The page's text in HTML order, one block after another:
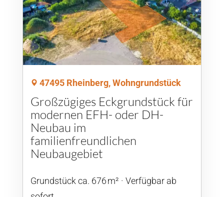
47495 Rheinberg, Wohngrundstück
Großzügiges Eckgrundstück für
modernen EFH- oder DH-
Neubau im
familienfreundlichen
Neubaugebiet
Grund­stück ca. 676 m²
Verfügbar ab